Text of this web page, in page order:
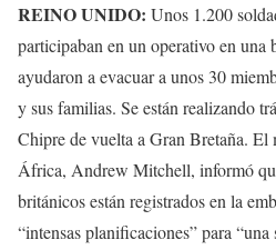
REINO UNIDO: Unos 1.200
participaban en un operativo en una
ayudaron a evacuar a unos 30
y sus familias. Se están realizando
Chipre de vuelta a Gran Bretaña.
África, Andrew Mitchell, informó
británicos están registrados en la
“intensas planificaciones” para